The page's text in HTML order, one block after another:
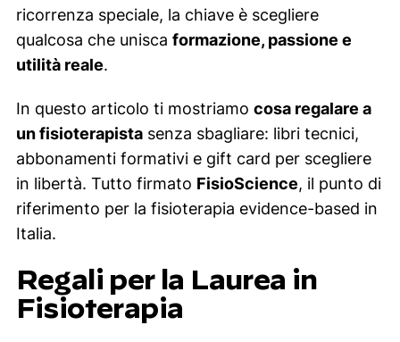
ricorrenza speciale, la chiave è scegliere
qualcosa che unisca formazione, passione e
utilità reale.
In questo articolo ti mostriamo cosa regalare a
un fisioterapistasenza sbagliare: libri tecnici,
abbonamenti formativi e gift card per scegliere
in libertà. Tutto firmato FisioScience, il punto di
riferimento per la fisioterapia evidence-based in
Italia.
Regali per la Laurea in
Fisioterapia